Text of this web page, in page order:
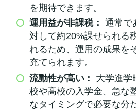
を期待できます。
運用益が非課税： 通常で
対して約20%課せられる
れるため、運用の成果を
充てられます。
流動性が高い：
大学進学
校や高校の入学金、急な
なタイミングで必要な分